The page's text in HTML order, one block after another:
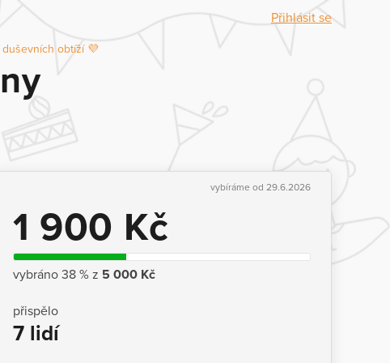
Přihlásit se
obtíží 💜
vybíráme od 29.6.2026
1 900 Kč
vybráno 38 % z 5 000 Kč
přispělo
7 lidí